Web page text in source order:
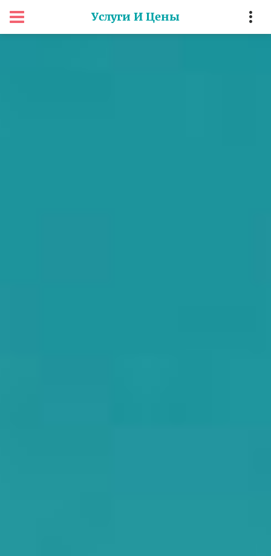
Услуги И Цены